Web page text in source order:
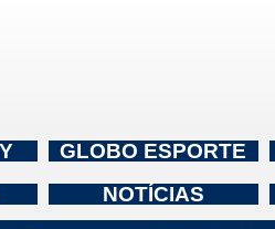
GLOBO ESPORTE
NOTÍCIAS